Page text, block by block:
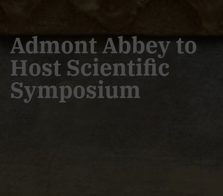
Admont Abbey to
Host Scientific
Symposium